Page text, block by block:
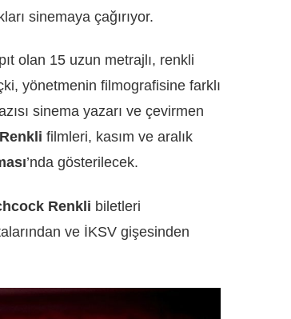
sinemaya çağırıyor.
olan 15 uzun metrajlı, renkli
yönetmenin filmografisine farklı
sinema yazarı ve çevirmen
filmleri, kasım ve aralık
’nda gösterilecek.
Renkli biletleri
ve İKSV gişesinden